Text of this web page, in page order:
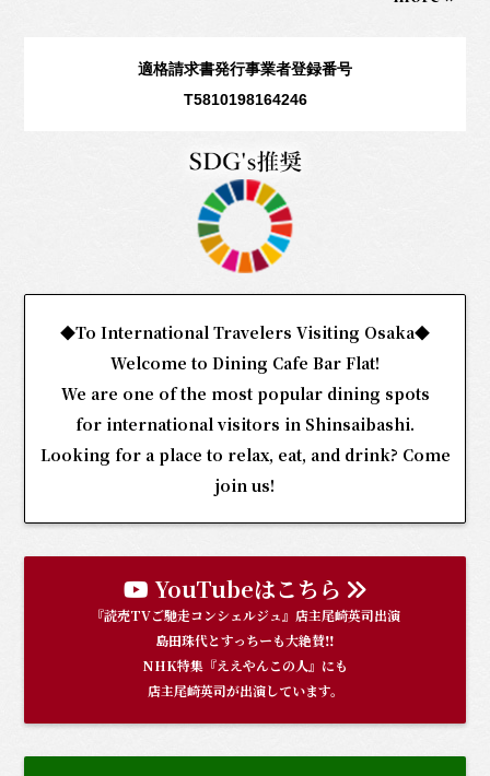
適格請求書発行事業者登録番号
T5810198164246
◆To International Travelers Visiting Osaka◆
Welcome to Dining Cafe Bar Flat!
We are one of the most popular dining spots
for international visitors in Shinsaibashi.
Looking for a place to relax, eat, and drink? Come
join us!
YouTubeはこちら
『読売TVご馳走コンシェルジュ』店主尾崎英司出演
島田珠代とすっちーも大絶賛‼️
NHK特集『ええやんこの人』にも
店主尾崎英司が出演しています。